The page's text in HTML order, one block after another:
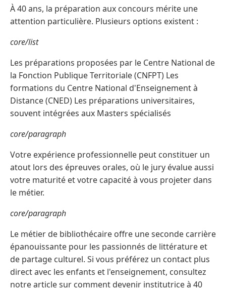
À 40 ans, la préparation aux concours mérite une
attention particulière. Plusieurs options existent :
core/list
Les préparations proposées par le Centre National de
la Fonction Publique Territoriale (CNFPT) Les
formations du Centre National d'Enseignement à
Distance (CNED) Les préparations universitaires,
souvent intégrées aux Masters spécialisés
core/paragraph
Votre expérience professionnelle peut constituer un
atout lors des épreuves orales, où le jury évalue aussi
votre maturité et votre capacité à vous projeter dans
le métier.
core/paragraph
Le métier de bibliothécaire offre une seconde carrière
épanouissante pour les passionnés de littérature et
de partage culturel. Si vous préférez un contact plus
direct avec les enfants et l'enseignement, consultez
notre article sur comment devenir institutrice à 40